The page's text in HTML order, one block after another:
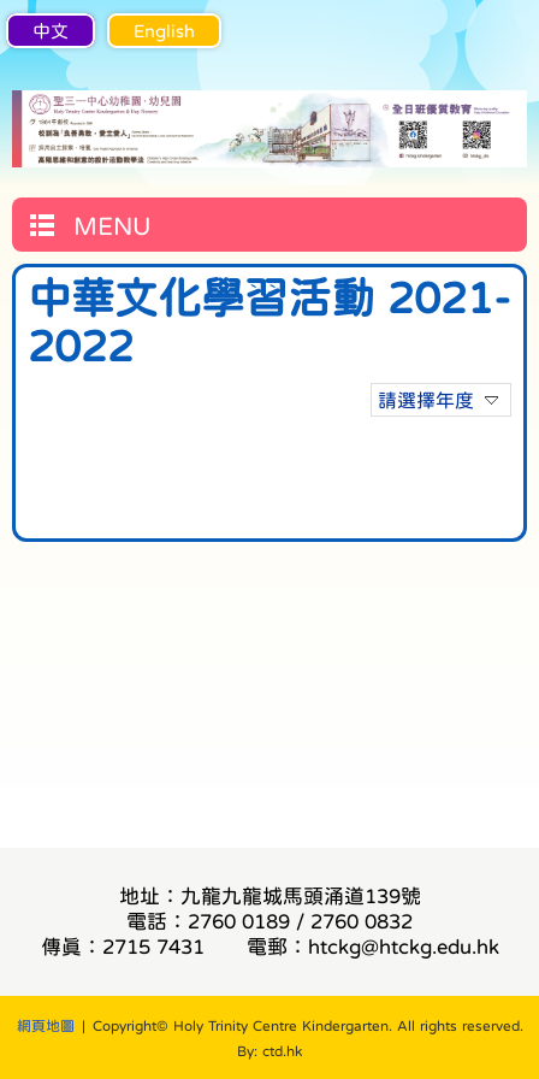
中文 English
MENU
中華文化學習活動 2021-
2022
請選擇年度
地址：九龍九龍城馬頭涌道139號
電話：2760 0189 / 2760 0832
傳真：2715 7431
電郵： htckg@htckg.edu.hk
網頁地圖 | Copyright© Holy Trinity Centre Kindergarten. All rights reserved.
By: ctd.hk